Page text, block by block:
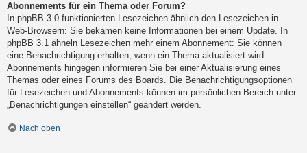
Abonnements für ein Thema oder Forum?
In phpBB 3.0 funktionierten Lesezeichen ähnlich den Lesezeichen in
Web-Browsern: Sie bekamen keine Informationen bei einem Update. In
phpBB 3.1 ähneln Lesezeichen mehr einem Abonnement: Sie können
eine Benachrichtigung erhalten, wenn ein Thema aktualisiert wird.
Abonnements hingegen informieren Sie bei einer Aktualisierung eines
Themas oder eines Forums des Boards. Die Benachrichtigungsoptionen
für Lesezeichen und Abonnements können im persönlichen Bereich unter
„Benachrichtigungen einstellen“ geändert werden.
Nach oben